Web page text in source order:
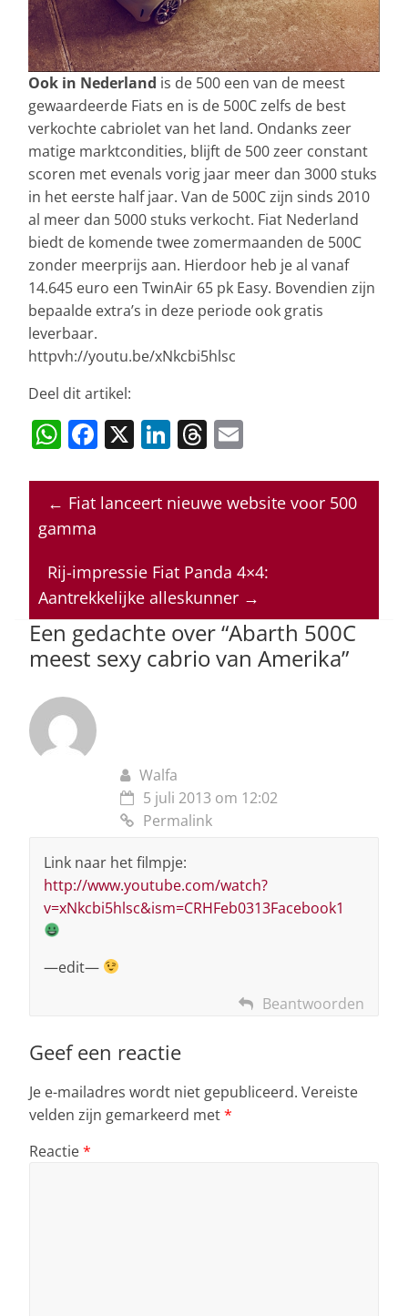
Ook in Nederland is de 500 een van de meest
gewaardeerde Fiats en is de 500C zelfs de best
verkochte cabriolet van het land. Ondanks zeer
matige marktcondities, blijft de 500 zeer constant
scoren met evenals vorig jaar meer dan 3000 stuks
in het eerste half jaar. Van de 500C zijn sinds 2010
al meer dan 5000 stuks verkocht. Fiat Nederland
biedt de komende twee zomermaanden de 500C
zonder meerprijs aan. Hierdoor heb je al vanaf
14.645 euro een TwinAir 65 pk Easy. Bovendien zijn
bepaalde extra’s in deze periode ook gratis
leverbaar.
httpvh://youtu.be/xNkcbi5hlsc
Deel dit artikel:
W
h
at
s
p
p
F
a
c
e
o
o
k
X Li
n
k
e
n
T
h
re
a
s
ai
l
← Fiat lanceert nieuwe website voor 500
gamma
Rij-impressie Fiat Panda 4×4:
Aantrekkelijke alleskunner →
Een gedachte over “Abarth 500C
meest sexy cabrio van Amerika”
Walfa
5 juli 2013 om 12:02
Permalink
Link naar het filmpje:
http://www.youtube.com/watch?
v=xNkcbi5hlsc&ism=CRHFeb0313Facebook1
—edit—
Beantwoorden
Geef een reactie
Je e-mailadres wordt niet gepubliceerd. Vereiste
velden zijn gemarkeerd met*
Reactie*